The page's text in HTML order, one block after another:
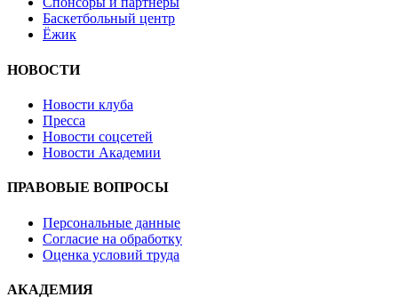
Баскетбольный центр
Ёжик
НОВОСТИ
Новости клуба
Пресса
Новости соцсетей
Новости Академии
ПРАВОВЫЕ ВОПРОСЫ
Персональные данные
Согласие на обработку
Оценка условий труда
АКАДЕМИЯ